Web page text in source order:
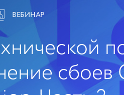
ВЕБИНАР